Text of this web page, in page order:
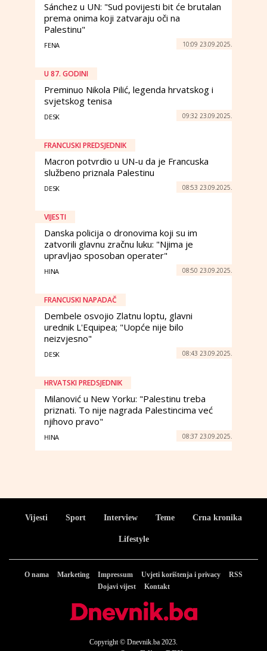
Sánchez u UN: "Sud povijesti bit će brutalan
prema onima koji zatvaraju oči na
Palestinu"
FENA 10:09 23.09.2025.
U 87. GODINI
Preminuo Nikola Pilić, legenda hrvatskog i
svjetskog tenisa
DESK 09:32 23.09.2025.
FRANCUSKI PREDSJEDNIK
Macron potvrdio u UN-u da je Francuska
službeno priznala Palestinu
DESK 08:53 23.09.2025.
VIJESTI
Danska policija o dronovima koji su im
zatvorili glavnu zračnu luku: "Njima je
upravljao sposoban operater"
HINA 08:50 23.09.2025.
FRANCUSKI NAPADAČ
Dembele osvojio Zlatnu loptu, glavni
urednik L'Equipea; "Uopće nije bilo
neizvjesno"
DESK 08:43 23.09.2025.
HRVATSKI PREDSJEDNIK
Milanović u New Yorku: "Palestinu treba
priznati. To nije nagrada Palestincima već
njihovo pravo"
HINA 08:37 23.09.2025.
Vijesti Sport Interview Teme Crna kronika
Lifestyle
O nama Marketing Impressum Uvjeti korištenja i privacy
RSS
Dojavi vijest
Kontakt
Copyright © Dnevnik.ba 2023.